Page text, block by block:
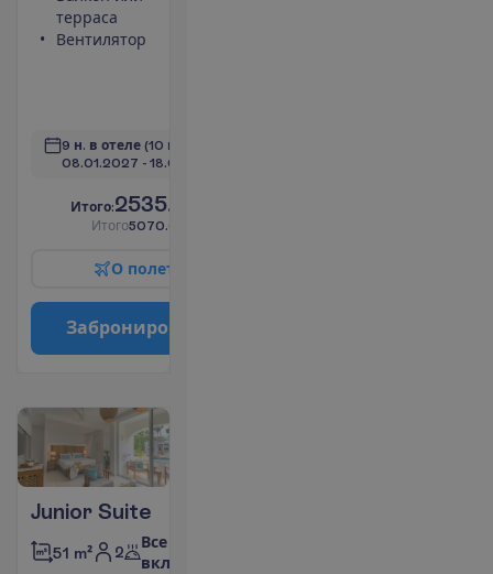
терраса
Вентилятор
9 н. в отеле (10 н. всего)
08.01.2027 - 18.01.2027
Итого:2535.00
Итого5070.00
О полет
Заброниро
Junior Suite
51 m² 2
Все
включено